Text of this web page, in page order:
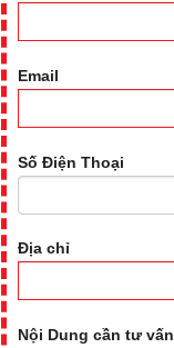
Email
Số Điện Thoại
Địa chỉ
Nội Dung cần tư vấn